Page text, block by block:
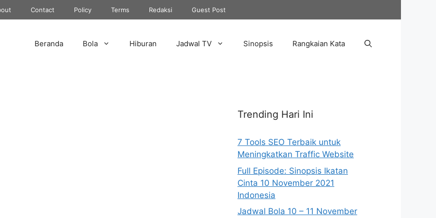
Contact Policy Terms Redaksi Guest Post
Beranda Bola Hiburan Jadwal TV Sinopsis Rangkaian Kata
Trending Hari Ini
7 Tools SEO Terbaik untuk
Meningkatkan Traffic Website
Full Episode: Sinopsis Ikatan
Cinta 10 November 2021
Indonesia
Jadwal Bola 10 – 11 November